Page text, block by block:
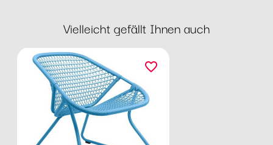
Vielleicht gefällt Ihnen auch
favorite_border